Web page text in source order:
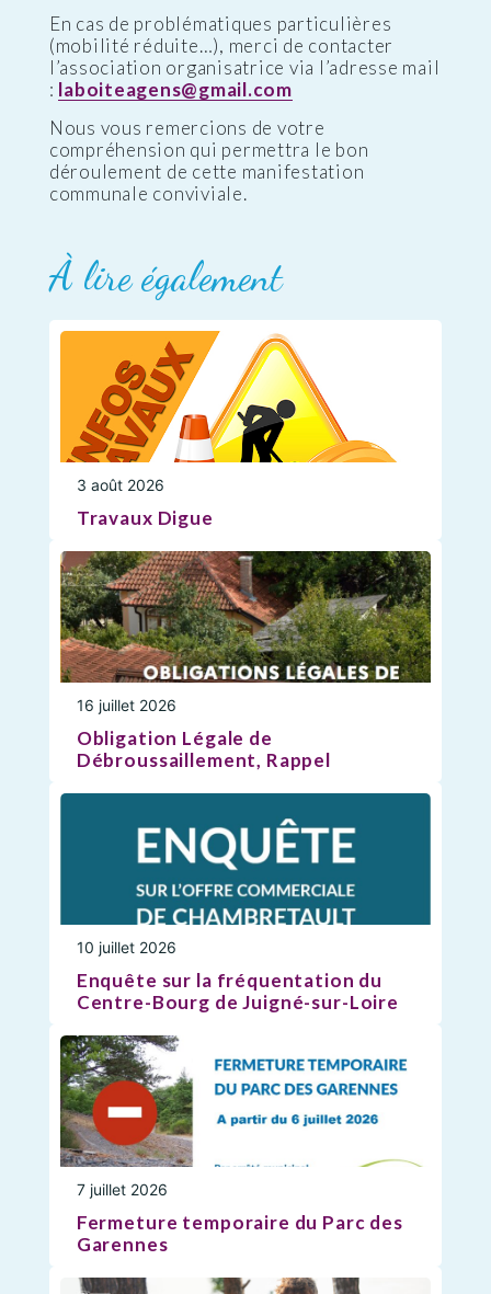
En cas de problématiques particulières
(mobilité réduite…), merci de contacter
l’association organisatrice via l’adresse mail
: laboiteagens@gmail.com
Nous vous remercions de votre
compréhension qui permettra le bon
déroulement de cette manifestation
communale conviviale.
À lire également
3 août 2026
Travaux Digue
16 juillet 2026
Obligation Légale de
Débroussaillement, Rappel
10 juillet 2026
Enquête sur la fréquentation du
Centre-Bourg de Juigné-sur-Loire
7 juillet 2026
Fermeture temporaire du Parc des
Garennes